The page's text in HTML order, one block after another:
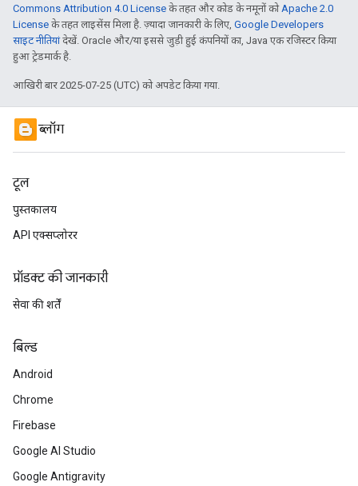
Commons Attribution 4.0 License के तहत और कोड के नमूनों कोApache 2.0
License के तहत लाइसेंस मिला है. ज़्यादा जानकारी के लिए, Google Developers
साइट नीतियांदेखें. Oracle और/या इससे जुड़ी हुई कंपनियों का, Java एक रजिस्टर किया
हुआ ट्रेडमार्क है.
आखिरी बार 2025-07-25 (UTC) को अपडेट किया गया.
ब्लॉग
टूल
पुस्तकालय
API एक्सप्लोरर
प्रॉडक्ट की जानकारी
सेवा की शर्तें
बिल्ड
Android
Chrome
Firebase
Google AI Studio
Google Antigravity